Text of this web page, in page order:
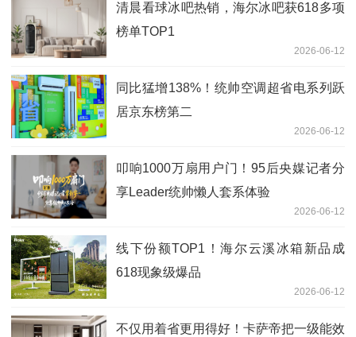
清晨看球冰吧热销，海尔冰吧获618多项
榜单TOP1
2026-06-12
同比猛增138%！统帅空调超省电系列跃
居京东榜第二
2026-06-12
叩响1000万扇用户门！95后央媒记者分
享Leader统帅懒人套系体验
2026-06-12
线下份额TOP1！海尔云溪冰箱新品成
618现象级爆品
2026-06-12
不仅用着省更用得好！卡萨帝把一级能效